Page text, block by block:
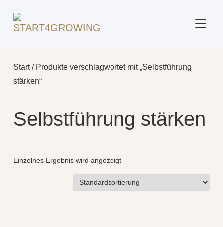
Start/ Produkte verschlagwortet mit „Selbstführung
stärken“
Selbstführung stärken
Einzelnes Ergebnis wird angezeigt